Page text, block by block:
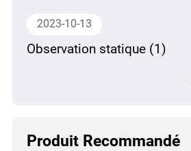
2023-10-13
Observation statique (1)
Produit Recommandé